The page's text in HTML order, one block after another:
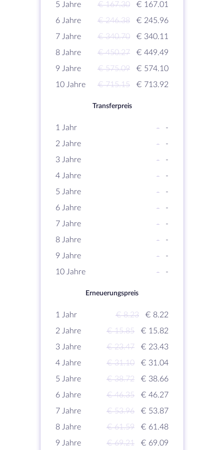
5 Jahre
€ 167.30
€ 167.01
6 Jahre
€ 246.38
€ 245.96
7 Jahre
€ 340.70
€ 340.11
8 Jahre
€ 450.27
€ 449.49
9 Jahre
€ 575.09
€ 574.10
10 Jahre
€ 715.15 € 713.92
Transferpreis
1 Jahr -
-
2 Jahre
-
-
3 Jahre
-
-
4 Jahre
-
-
5 Jahre
-
-
6 Jahre
-
-
7 Jahre
-
-
8 Jahre
-
-
9 Jahre
-
-
10 Jahre
- -
Erneuerungspreis
1 Jahr € 8.23
€ 8.22
2 Jahre
€ 15.85
€ 15.82
3 Jahre
€ 23.47
€ 23.43
4 Jahre
€ 31.10
€ 31.04
5 Jahre
€ 38.72
€ 38.66
6 Jahre
€ 46.35
€ 46.27
7 Jahre
€ 53.96
€ 53.87
8 Jahre
€ 61.59
€ 61.48
9 Jahre
€ 69.21
€ 69.09